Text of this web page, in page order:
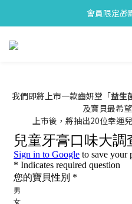
會員限定🎁
會員限定🎁
全新上市🫧變
我們即將上市一款齒妍堂「益生
及寶貝最希
上市後，將抽出20位幸運